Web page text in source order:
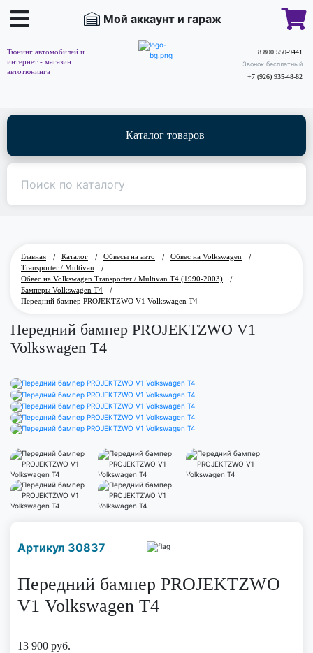
Мой аккаунт и гараж
Тюнинг автомобилей и
интернет - магазин
автотюнинга
8 800 550-9441
Звонок бесплатный
+7 (926) 935-48-82
Каталог товаров
Главная / Каталог / Обвесы на авто / Обвес на Volkswagen
/
Transporter / Multivan
/
Обвес на Volkswagen Transporter / Multivan T4 (1990-2003)
/
Бамперы Volkswagen T4
/
Передний бампер PROJEKTZWO V1 Volkswagen T4
Передний бампер PROJEKTZWO V1
Volkswagen T4
Артикул 30837
Передний бампер PROJEKTZWO
V1 Volkswagen T4
13 900 руб.